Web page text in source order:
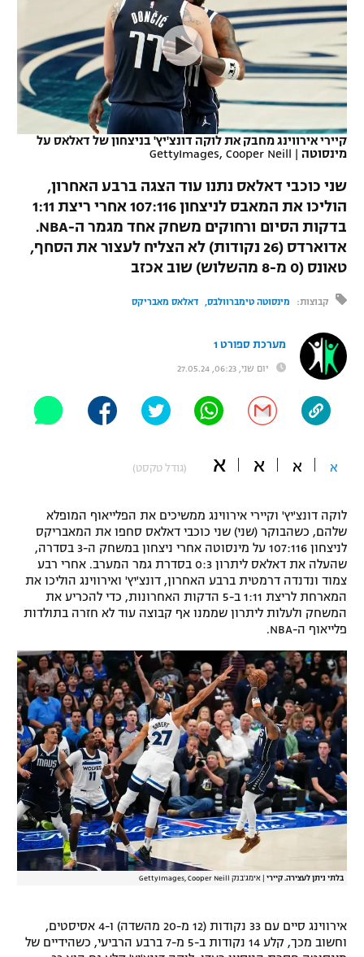
VOD
רץ ברשת
תוצאות
לוח שידורים
ברחבה
"מעל הליגה" – פודקאסט
תקנון עבור פעילות אלקטרה
תקנון עבור פעילות ספורט 1 – "מרלן"
גיימינג E-Sports
תנאי שימוש
מדיניות פרטיות
תקנון פעילות ספורט 1
רשיון להקרנה פומבית לבית עסק
הצטרפות לחבילת הערוצים
לוח דרושים – ג'ובנט
נבחרת ישראל
מכבי חיפה
בית"ר ירושלים
מכבי תל אביב
הפועל תל אביב
הפועל חיפה
הפועל באר שבע
מכבי נתניה
בני יהודה
ליגה איטלקית
ליגה הולנדית
ליגה טורקית
ליגה סינית
ליגה ברזילאית
ליגות נוספות
כדורסל נשים
מכבי תל אביב
הפועל חולון
הפועל ירושלים
יורוקאפ
טניס
כדוריד
כדורעף
ג'ודו
אגרוף
היאבקות WWE
אופניים
כדורמים
פוטבול אמריקאי NFL
בייסבול MLB
ספורט אתגרי ואקסטרים
אומנויות לחימה
גיימינג E-Sports
קיירי אירווינג מחבק את לוקה דונצ'יץ' בניצחון של דאלאס על
מינסוטה |
GettyImages, Cooper Neill
שני כוכבי דאלאס נתנו עוד הצגה ברבע האחרון,
הוליכו את המאבס לניצחון 107:116 אחרי ריצת 1:11
בדקות הסיום ורחוקים משחק אחד מגמר ה-NBA.
אדוארדס (26 נקודות) לא הצליח לעצור את הסחף,
טאונס (0 מ-8 מהשלוש) שוב אכזב
קבוצות: מינסוטה טימברוולבס דאלאס מאבריקס
מערכת ספורט 1
יום שני, 06:23, 27.05.24
א א א א (גודל טקסט)
לוקה דונצ'יץ' וקיירי אירווינג ממשיכים את הפלייאוף המופלא
שלהם, כשהבוקר (שני) שני כוכבי דאלאס סחפו את המאבריקס
לניצחון 107:116 על מינסוטה אחרי ניצחון במשחק ה-3 בסדרה,
שהעלה את דאלאס ליתרון 0:3 בסדרת גמר המערב. אחרי רבע
צמוד ונדנדה דרמטית ברבע האחרון, דונצ'יץ' ואירווינג הוליכו את
המארחת לריצת 1:11 ב-5 הדקות האחרונות, כדי להכריע את
המשחק ולעלות ליתרון שממנו אף קבוצה עוד לא חזרה בתולדות
פלייאוף ה-NBA.
בלתי ניתן לעצירה. קיירי אימג'בנק GettyImages, Cooper Neill
אירווינג סיים עם 33 נקודות (12 מ-20 מהשדה) ו-4 אסיסטים,
וחשוב מכך, קלע 14 נקודות ב-5 מ-7 ברבע הרביעי, כשהידיים של